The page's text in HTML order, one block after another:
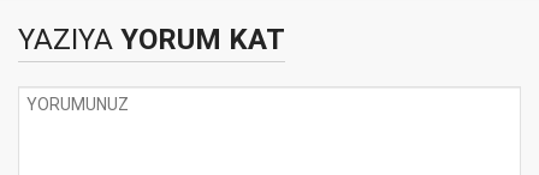
YAZIYA YORUM KAT